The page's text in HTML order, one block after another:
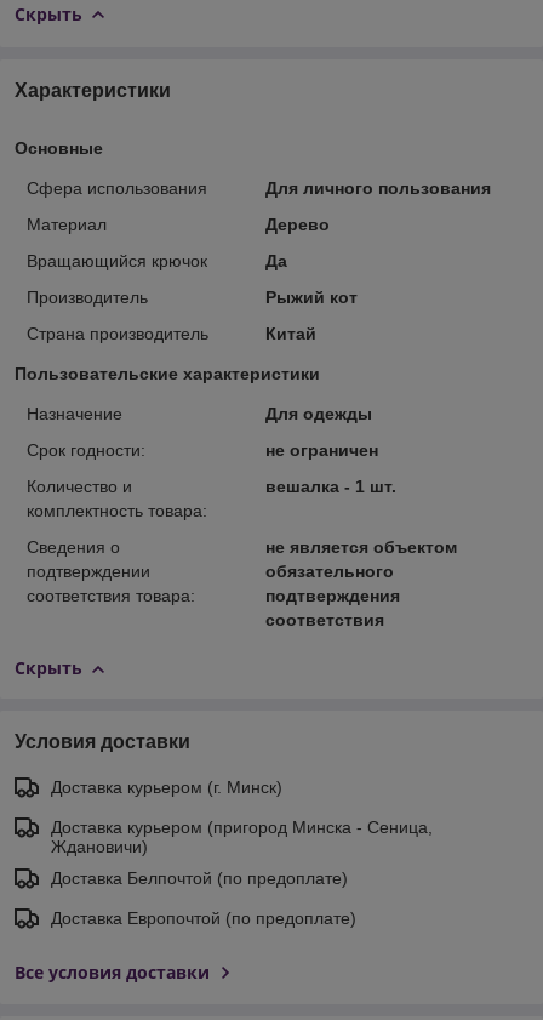
Скрыть
Характеристики
Основные
Сфера использования
Для личного пользования
Материал
Дерево
Вращающийся крючок
Да
Производитель
Рыжий кот
Страна производитель
Китай
Пользовательские характеристики
Назначение
Для одежды
Срок годности:
не ограничен
Количество и
комплектность товара:
вешалка - 1 шт.
Сведения о
подтверждении
соответствия товара:
не является объектом
обязательного
подтверждения
соответствия
Скрыть
Условия доставки
Доставка курьером (г. Минск)
Доставка курьером (пригород Минска - Сеница,
Ждановичи)
Доставка Белпочтой (по предоплате)
Доставка Европочтой (по предоплате)
Все условия доставки